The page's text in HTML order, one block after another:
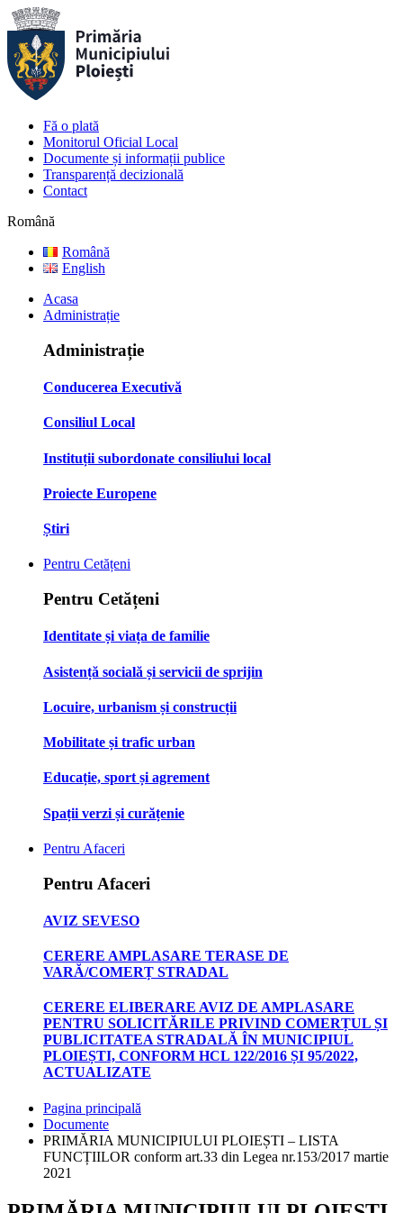
Fă o plată
Monitorul Oficial Local
Documente și informații publice
Transparență decizională
Contact
Română
Română
English
Acasa
Administrație
Administrație
Conducerea Executivă
Consiliul Local
Instituții subordonate consiliului local
Proiecte Europene
Știri
Pentru Cetățeni
Pentru Cetățeni
Identitate și viața de familie
Asistență socială și servicii de sprijin
Locuire, urbanism și construcții
Mobilitate și trafic urban
Educație, sport și agrement
Spații verzi și curățenie
Pentru Afaceri
Pentru Afaceri
AVIZ SEVESO
CERERE AMPLASARE TERASE DE
VARĂ/COMERȚ STRADAL
CERERE ELIBERARE AVIZ DE AMPLASARE
PENTRU SOLICITĂRILE PRIVIND COMERȚUL ȘI
PUBLICITATEA STRADALĂ ÎN MUNICIPIUL
PLOIEȘTI, CONFORM HCL 122/2016 ȘI 95/2022,
ACTUALIZATE
Pagina principală
Documente
PRIMĂRIA MUNICIPIULUI PLOIEȘTI – LISTA
FUNCȚIILOR conform art.33 din Legea nr.153/2017 martie
2021